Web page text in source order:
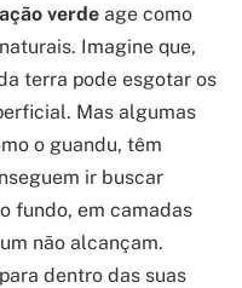
verde age como
Imagine que,
terra pode esgotar os
Mas algumas
o guandu, têm
ir buscar
fundo, em camadas
não alcançam.
dentro das suas